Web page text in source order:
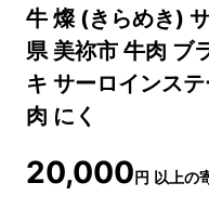
牛 燦 (きらめき)
県 美祢市 牛肉 ブ
キ サーロインス
肉 にく
20,000円 以上の